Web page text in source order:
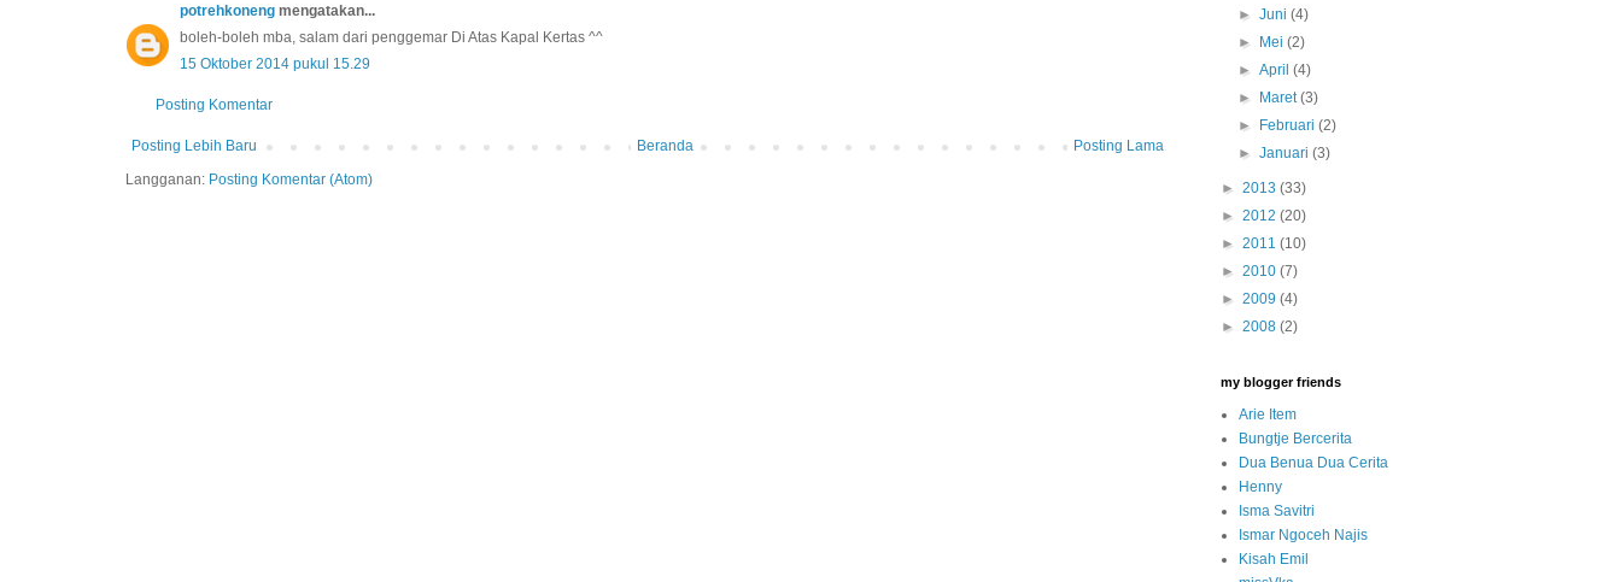
potrehkoneng mengatakan...
boleh-boleh mba, salam dari penggemar Di Atas Kapal Kertas ^^
15 Oktober 2014 pukul 15.29
Posting Komentar
Posting Lebih Baru Posting Lama
Beranda
Langganan: Posting Komentar (Atom)
►Juni(4)
► Mei(2)
►April(4)
► Maret(3)
► Februari(2)
►Januari(3)
► 2013 (33)
► 2012 (20)
► 2011 (10)
► 2010 (7)
► 2009 (4)
► 2008 (2)
my blogger friends
Arie Item
Bungtje Bercerita
Dua Benua Dua Cerita
Henny
Isma Savitri
Ismar Ngoceh Najis
Kisah Emil